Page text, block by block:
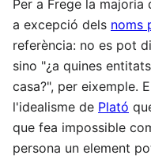
Per a Frege la majoria
a excepció dels noms
referència: no es pot
sino "¿a quines
casa?", per eixemple.
l'idealisme de Plató
que fea impossible
persona un element